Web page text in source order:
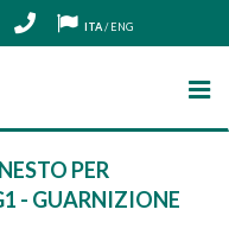
ITA/ENG
PER
- GUARNIZIONE